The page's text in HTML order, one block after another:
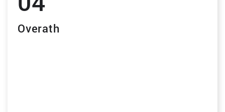
Overath